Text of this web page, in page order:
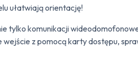
ułatwiają orientację!
tylko komunikacji
z pomocą karty dostępu,